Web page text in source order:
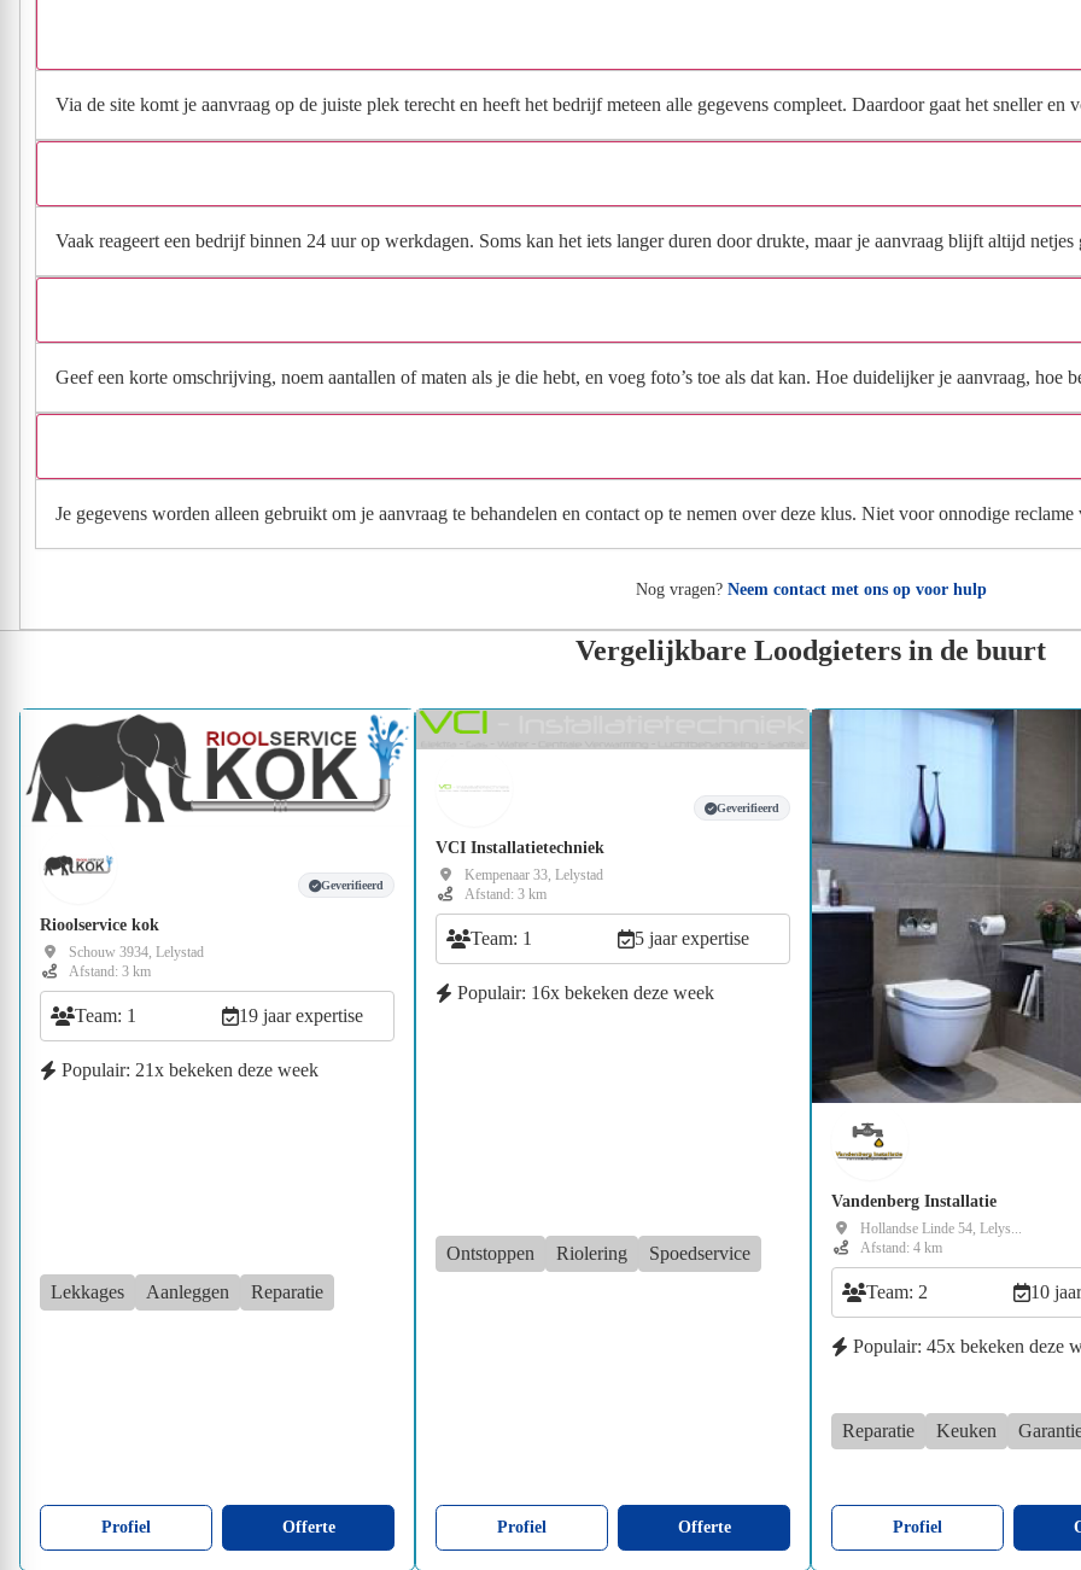
Via de site komt je aanvraag op de juiste plek terecht en heeft het bedrijf meteen alle gegevens compleet. Daardoor gaat het sneller en
Vaak reageert een bedrijf binnen 24 uur op werkdagen. Soms kan het iets langer duren door drukte, maar je aanvraag blijft altijd netjes
Geef een korte omschrijving, noem aantallen of maten als je die hebt, en voeg foto’s toe als dat kan. Hoe duidelijker je aanvraag, hoe
Je gegevens worden alleen gebruikt om je aanvraag te behandelen en contact op te nemen over deze klus. Niet voor onnodige reclame
Nog vragen? Neem contact met ons op voor hulp
Vergelijkbare Loodgieters in de buurt
Geverifieerd
Rioolservice kok
Schouw 3934, Lelystad
Afstand: 3 km
Team: 1 19 jaar expertise
Populair: 21x bekeken deze week
Lekkages Aanleggen Reparatie
Profiel Offerte
Geverifieerd
VCI Installatietechniek
Kempenaar 33, Lelystad
Afstand: 3 km
Team: 1 5 jaar expertise
Populair: 16x bekeken deze week
Ontstoppen Riolering Spoedservice
Profiel Offerte
Vandenberg Installatie
Hollandse Linde 54, Lelys...
Afstand: 4 km
Team: 2 10
Populair: 45x bekeken deze
Reparatie Keuken
Profiel